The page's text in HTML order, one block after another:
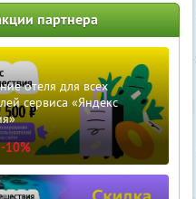
партнера
отеля для всех
сервиса «Яндекс
-10%